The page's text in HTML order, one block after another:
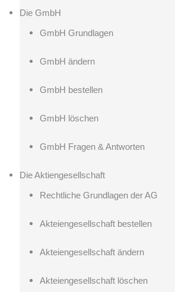
Die GmbH
GmbH Grundlagen
GmbH ändern
GmbH bestellen
GmbH löschen
GmbH Fragen & Antworten
Die Aktiengesellschaft
Rechtliche Grundlagen der AG
Akteiengesellschaft bestellen
Akteiengesellschaft ändern
Akteiengesellschaft löschen